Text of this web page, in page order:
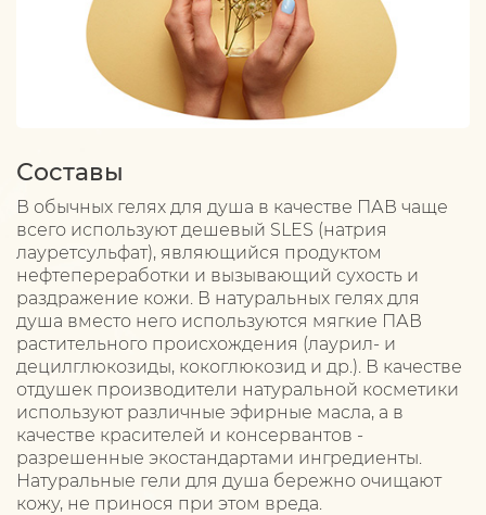
Составы
В обычных гелях для душа в качестве ПАВ чаще
всего используют дешевый SLES (натрия
лауретсульфат), являющийся продуктом
нефтепереработки и вызывающий сухость и
раздражение кожи. В натуральных гелях для
душа вместо него используются мягкие ПАВ
растительного происхождения (лаурил- и
децилглюкозиды, кокоглюкозид и др.). В качестве
отдушек производители натуральной косметики
используют различные эфирные масла, а в
качестве красителей и консервантов -
разрешенные экостандартами ингредиенты.
Натуральные гели для душа бережно очищают
кожу, не принося при этом вреда.